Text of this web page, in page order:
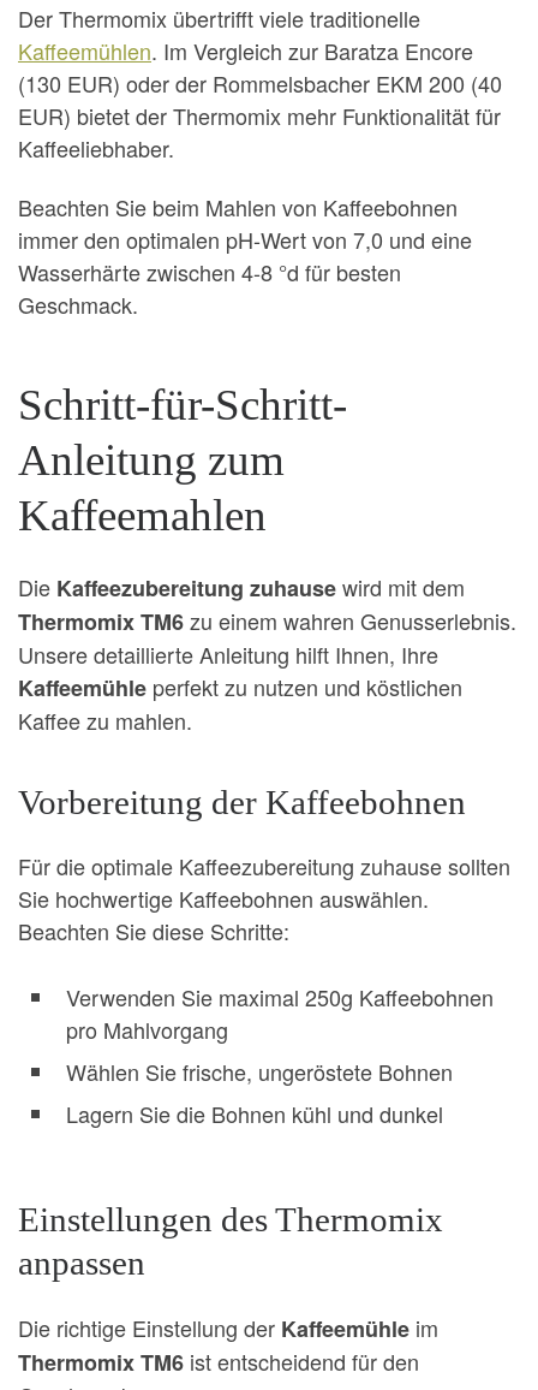
Der Thermomix übertrifft viele traditionelle
Kaffeemühlen. Im Vergleich zur Baratza Encore
(130 EUR) oder der Rommelsbacher EKM 200 (40
EUR) bietet der Thermomix mehr Funktionalität für
Kaffeeliebhaber.
Beachten Sie beim Mahlen von Kaffeebohnen
immer den optimalen pH-Wert von 7,0 und eine
Wasserhärte zwischen 4-8 °d für besten
Geschmack.
Schritt-für-Schritt-
Anleitung zum
Kaffeemahlen
Die Kaffeezubereitung zuhausewird mit dem
Thermomix TM6zu einem wahren Genusserlebnis.
Unsere detaillierte Anleitung hilft Ihnen, Ihre
Kaffeemühle perfekt zu nutzen und köstlichen
Kaffee zu mahlen.
Vorbereitung der Kaffeebohnen
Für die optimale Kaffeezubereitung zuhause sollten
Sie hochwertige Kaffeebohnen auswählen.
Beachten Sie diese Schritte:
Verwenden Sie maximal 250g Kaffeebohnen
pro Mahlvorgang
Wählen Sie frische, ungeröstete Bohnen
Lagern Sie die Bohnen kühl und dunkel
Einstellungen des Thermomix
anpassen
Die richtige Einstellung der Kaffeemühle im
Thermomix TM6 ist entscheidend für den